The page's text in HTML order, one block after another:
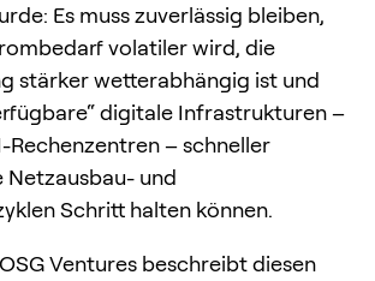
Es muss zuverlässig bleiben,
volatiler wird, die
stärker wetterabhängig ist und
digitale Infrastrukturen –
Rechenzentren – schneller
Netzausbau- und
Schritt halten können.
Ventures beschreibt diesen